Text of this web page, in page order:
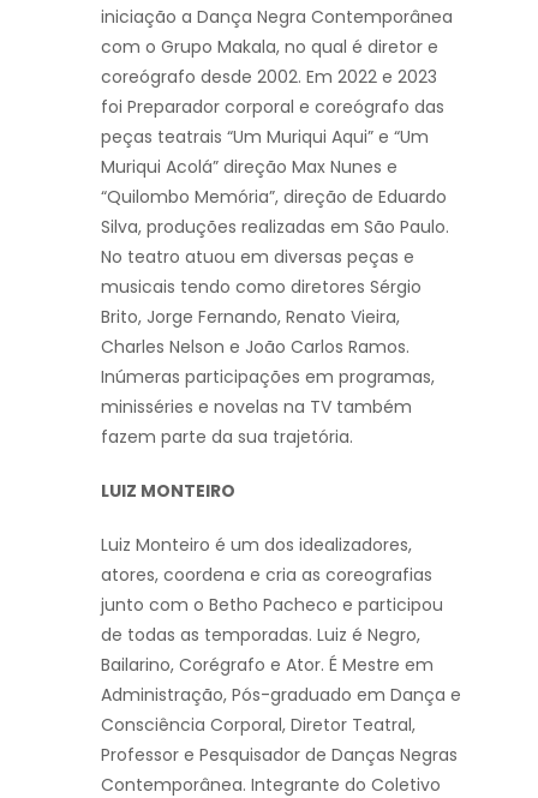
iniciação a Dança Negra Contemporânea
com o Grupo Makala, no qual é diretor e
coreógrafo desde 2002. Em 2022 e 2023
foi Preparador corporal e coreógrafo das
peças teatrais “Um Muriqui Aqui” e “Um
Muriqui Acolá” direção Max Nunes e
“Quilombo Memória”, direção de Eduardo
Silva, produções realizadas em São Paulo.
No teatro atuou em diversas peças e
musicais tendo como diretores Sérgio
Brito, Jorge Fernando, Renato Vieira,
Charles Nelson e João Carlos Ramos.
Inúmeras participações em programas,
minisséries e novelas na TV também
fazem parte da sua trajetória.
LUIZ MONTEIRO
Luiz Monteiro é um dos idealizadores,
atores, coordena e cria as coreografias
junto com o Betho Pacheco e participou
de todas as temporadas. Luiz é Negro,
Bailarino, Corégrafo e Ator. É Mestre em
Administração, Pós-graduado em Dança e
Consciência Corporal, Diretor Teatral,
Professor e Pesquisador de Danças Negras
Contemporânea. Integrante do Coletivo